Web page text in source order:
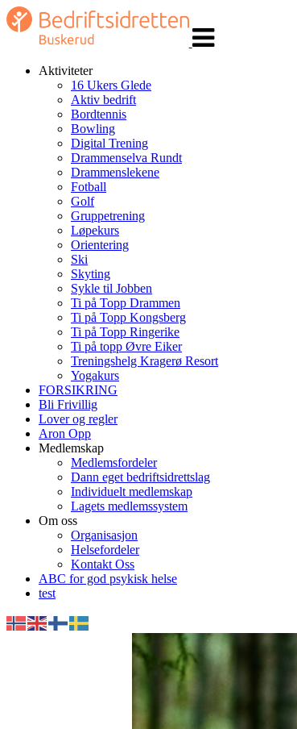
navigasjon
Aktiviteter
16 Ukers Glede
Aktiv bedrift
Bordtennis
Bowling
Digital Trening
Drammenselva Rundt
Drammenslekene
Fotball
Golf
Gruppetrening
Løpekurs
Orientering
Ski
Skyting
Sykle til Jobben
Ti på Topp Drammen
Ti på Topp Kongsberg
Ti på Topp Ringerike
Ti på topp Øvre Eiker
Treningshelg Kragerø Resort
Yogakurs
FORSIKRING
Bli Frivillig
Lover og regler
Aron Opp
Medlemskap
Medlemsfordeler
Dann eget bedriftsidrettslag
Individuelt medlemskap
Lagets medlemssystem
Om oss
Organisasjon
Helsefordeler
Kontakt Oss
ABC for god psykisk helse
test